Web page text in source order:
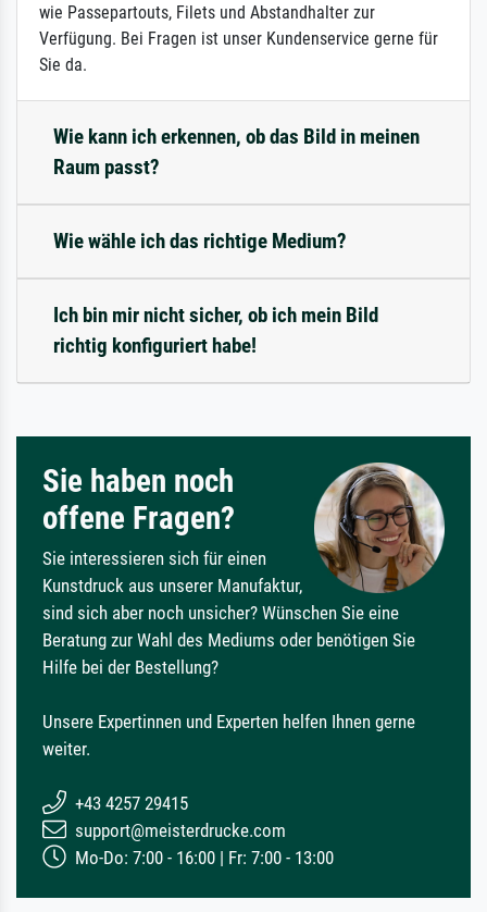
wie Passepartouts, Filets und Abstandhalter zur
Verfügung. Bei Fragen ist unser Kundenservice gerne für
Sie da.
Wie kann ich erkennen, ob das Bild in meinen
Raum passt?
Wie wähle ich das richtige Medium?
Ich bin mir nicht sicher, ob ich mein Bild
richtig konfiguriert habe!
Sie haben noch
offene Fragen?
Sie interessieren sich für einen
Kunstdruck aus unserer Manufaktur,
sind sich aber noch unsicher? Wünschen Sie eine
Beratung zur Wahl des Mediums oder benötigen Sie
Hilfe bei der Bestellung?
Unsere Expertinnen und Experten helfen Ihnen gerne
weiter.
+43 4257 29415
support@meisterdrucke.com
Mo-Do: 7:00 - 16:00 | Fr: 7:00 - 13:00